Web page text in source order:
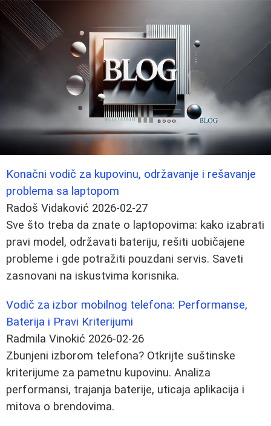
Konačni vodič za kupovinu, održavanje i rešavanje
problema sa laptopom
Radoš Vidaković 2026-02-27
Sve što treba da znate o laptopovima: kako izabrati
pravi model, održavati bateriju, rešiti uobičajene
probleme i gde potražiti pouzdani servis. Saveti
zasnovani na iskustvima korisnika.
Vodič za izbor mobilnog telefona: Performanse,
Baterija i Pravi Kriterijumi
Radmila Vinokić 2026-02-26
Zbunjeni izborom telefona? Otkrijte suštinske
kriterijume za pametnu kupovinu. Analiza
performansi, trajanja baterije, uticaja aplikacija i
mitova o brendovima.